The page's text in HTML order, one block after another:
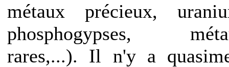
métaux précieux,
phosphogypses,
rares,...). Il n'y a